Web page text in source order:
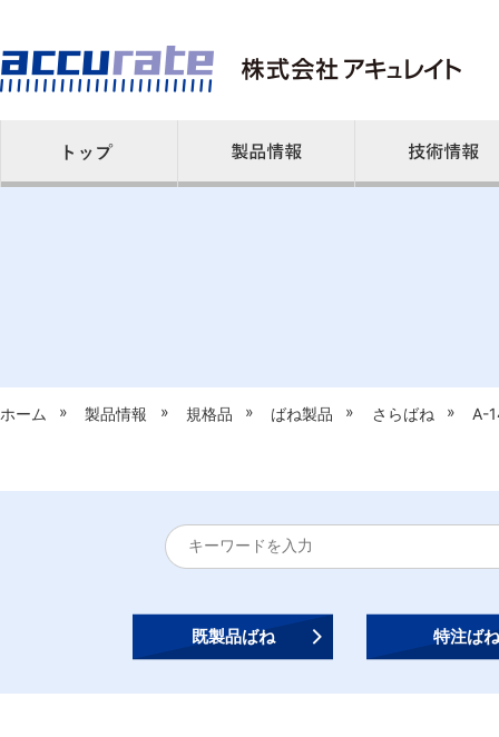
ホーム » 製品情報 » 規格品 » ばね製品 » さらばね » A-
既製品ばね 特注ばね